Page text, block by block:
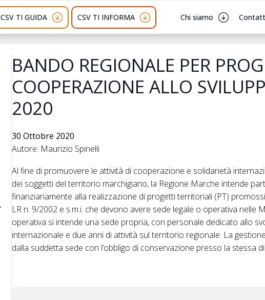
CSV TI GUIDA CSV TI INFORMA Chi siamo
BANDO REGIONALE PER
COOPERAZIONE ALLO
2020
30 Ottobre 2020
Autore: Maurizio Spinelli
Al fine di promuovere le attività di cooperazione e solidarietà
dei soggetti del territorio marchigiano, la Regione Marche intende
finanziariamente alla realizzazione di progetti territoriali (PT)
LR n. 9/2002 e s.m.i. che devono avere sede legale o operativa nelle
operativa si intende una sede propria, con personale dedicato allo
internazionale e due anni di attività sul territorio regionale. La
dalla suddetta sede con l’obbligo di conservazione presso la stessa